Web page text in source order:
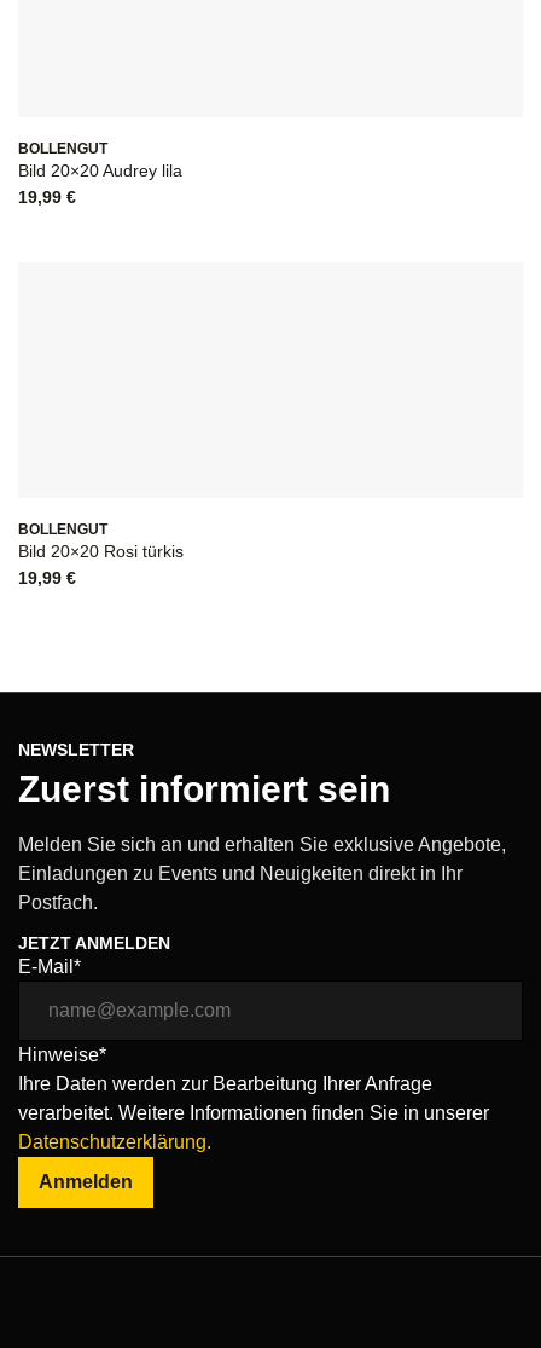
BOLLENGUT
Bild 20×20 Audrey lila
19,99 €
BOLLENGUT
Bild 20×20 Rosi türkis
19,99 €
NEWSLETTER
Zuerst informiert sein
Melden Sie sich an und erhalten Sie exklusive Angebote,
Einladungen zu Events und Neuigkeiten direkt in Ihr
Postfach.
JETZT ANMELDEN
E-Mail*
Hinweise*
Ihre Daten werden zur Bearbeitung Ihrer Anfrage
verarbeitet. Weitere Informationen finden Sie in unserer
Datenschutzerklärung.
Anmelden